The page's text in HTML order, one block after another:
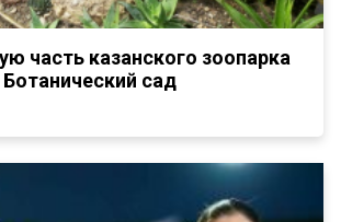
часть казанского зоопарка
Ботанический сад